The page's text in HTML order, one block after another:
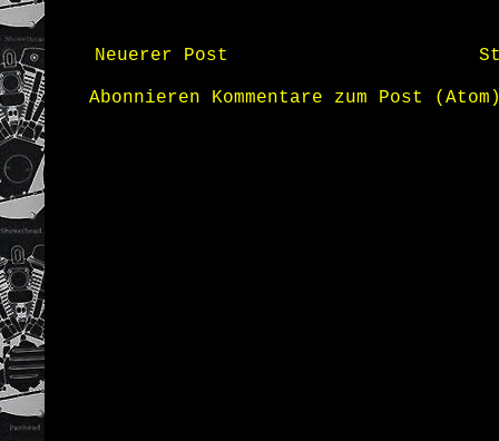
Neuerer Post
Abonnieren Kommentare zum Post